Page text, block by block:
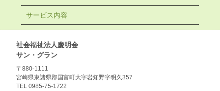
サービス内容
社会福祉法人慶明会
サン・グラン
〒880-1111
宮崎県東諸県郡国富町大字岩知野字明久357
TEL 0985-75-1722